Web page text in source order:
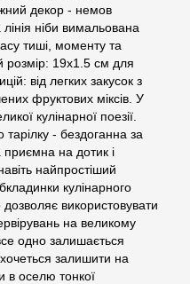
декор - немов
ніби вимальована
тиші, моменту та
розмір: 19х1.5 см для
від легких закусок з
фруктових міксів. У
кулінарної поезії.
- бездоганна за
на дотик і
найпростіший
кулінарного
використовувати
на великому
одно залишається
залишити на
в оселю тонкої